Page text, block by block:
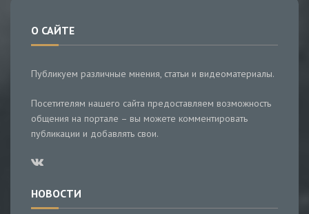
О САЙТЕ
Публикуем различные мнения, статьи и видеоматериалы.
Посетителям нашего сайта предоставляем возможность
общения на портале – вы можете комментировать
публикации и добавлять свои.
НОВОСТИ